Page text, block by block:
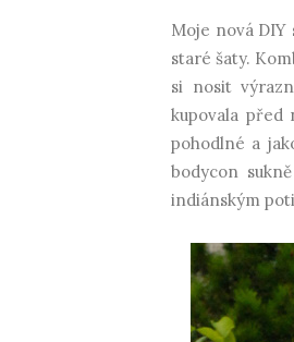
Moje nová DIY
staré šaty.
si nosit
kupovala před
pohodlné a
bodycon
indiánským